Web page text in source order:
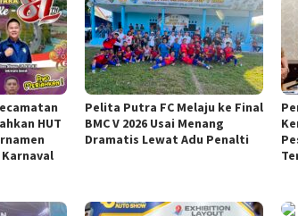
HUT
Pelita Putra FC Melaju ke Final
BMC V 2026 Usai Menang
Dramatis Lewat Adu Penalti